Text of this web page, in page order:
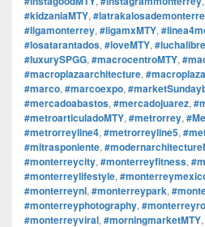
#kidzaniaMTY,
#ligamonterrey, #ligamxMTY,
#losatarantados, #loveMTY,
#luxurySPGG, #macrocentroMTY,
#macroplazaarchitecture,
#marco, #marcoexpo,
#mercadoabastos, #mercadojuarez,
#metroarticuladoMTY, #metrorrey,
#metrorreyline4, #metrorreyline5,
#mitrasponiente,
#monterreycity, #monterreyfitness,
#monterreylifestyle,
#monterreynl, #monterreypark,
#monterreyphotography,
#monterreyviral, #morningmarketMTY,